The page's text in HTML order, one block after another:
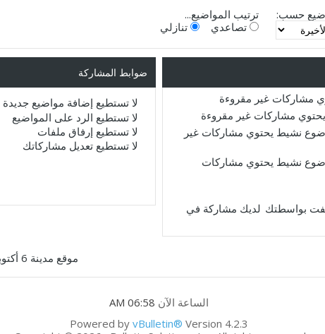
حسب:
ترتيب المواضيع...
تصاعدي
تنازلي
مشاركات غير مقروءة
يحتوي مشاركات غير مقروءة
نشيط يحتوي مشاركات غير
نشيط يحتوي مشاركات
لديك مشاركة في
ضوابط المشاركة
لا تستطيع إضافة مواضيع جديدة
لا تستطيع الرد على المواضيع
لا تستطيع إرفاق ملفات
لا تستطيع تعديل مشاركاتك
موقع مدينة 6 أكتوبر
الساعة الآن 06:58 AM
Powered by vBulletin® Version 4.2.3